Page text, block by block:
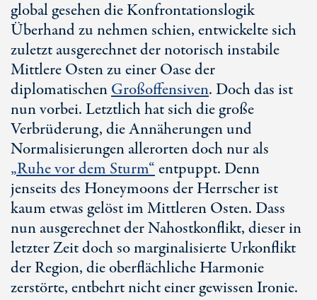
global gesehen die Konfrontationslogik
Überhand zu nehmen schien, entwickelte sich
zuletzt ausgerechnet der notorisch instabile
Mittlere Osten zu einer Oase der
diplomatischenGroßoffensiven. Doch das ist
nun vorbei. Letztlich hat sich die große
Verbrüderung, die Annäherungen und
Normalisierungen allerorten doch nur als
„Ruhe vor dem Sturm“entpuppt. Denn
jenseits des Honeymoons der Herrscher ist
kaum etwas gelöst im Mittleren Osten. Dass
nun ausgerechnet der Nahostkonflikt, dieser in
letzter Zeit doch so marginalisierte Urkonflikt
der Region, die oberflächliche Harmonie
zerstörte, entbehrt nicht einer gewissen Ironie.